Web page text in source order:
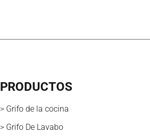
PRODUCTOS
> Grifo de la cocina
> Grifo De Lavabo